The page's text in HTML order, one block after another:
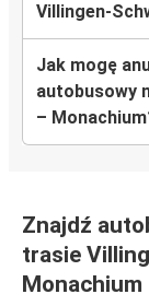
Villingen-
Jak mogę
autobusowy
–
Znajdź
trasie
Monachium